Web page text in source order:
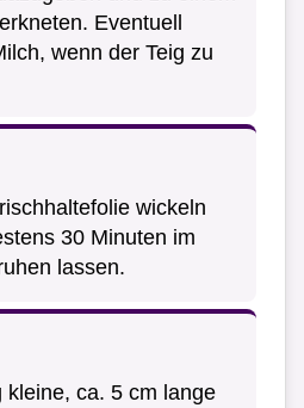
Eventuell
wenn der Teig zu
wickeln
30 Minuten im
lassen.
kleine, ca. 5 cm lange